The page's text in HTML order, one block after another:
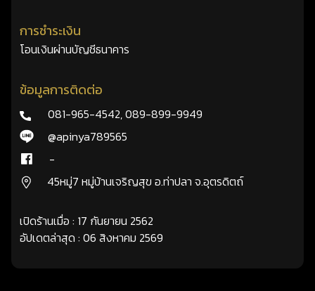
การชำระเงิน
โอนเงินผ่านบัญชีธนาคาร
ข้อมูลการติดต่อ
081-965-4542,089-899-9949
@apinya789565
-
45หมู่7 หมู่บ้านเจริญสุข อ.ท่าปลา จ.อุตรดิตถ์
เปิดร้านเมื่อ : 17 กันยายน 2562
อัปเดตล่าสุด : 06 สิงหาคม 2569